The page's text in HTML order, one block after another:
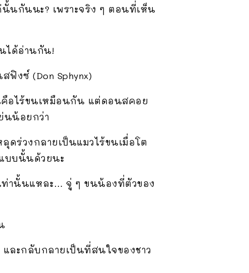
นกันนะ? เพราะจริง ๆ ตอนที่เห็น
ได้อ่านกัน!
งซ์ (Don Sphynx)
อไร้ขนเหมือนกัน แต่ดอนสคอย
นน้อยกว่า
ร่วงกลายเป็นแมวไร้ขนเมื่อโต
บบนั้นด้วยนะ
ท่านั้นแหละ… จู่ ๆ ขนน้องที่ตัวของ
และกลับกลายเป็นที่สนใจของชาว